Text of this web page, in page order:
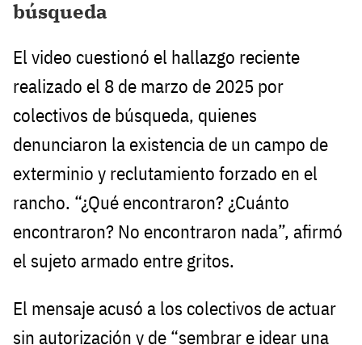
búsqueda
El video cuestionó el hallazgo reciente
realizado el 8 de marzo de 2025 por
colectivos de búsqueda, quienes
denunciaron la existencia de un campo de
exterminio y reclutamiento forzado en el
rancho. “¿Qué encontraron? ¿Cuánto
encontraron? No encontraron nada”, afirmó
el sujeto armado entre gritos.
El mensaje acusó a los colectivos de actuar
sin autorización y de “sembrar e idear una